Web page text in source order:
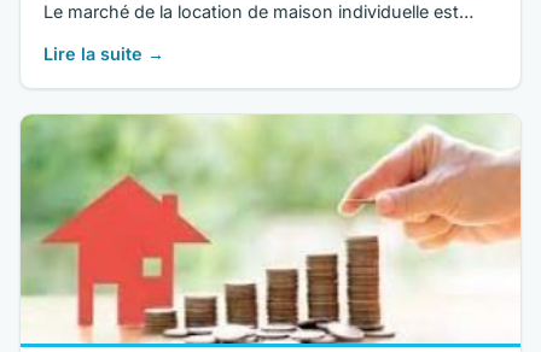
Le marché de la location de maison individuelle est…
Lire la suite →